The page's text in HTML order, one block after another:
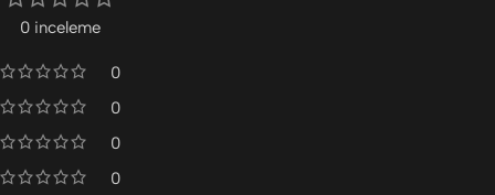
0 inceleme
0
0
0
0